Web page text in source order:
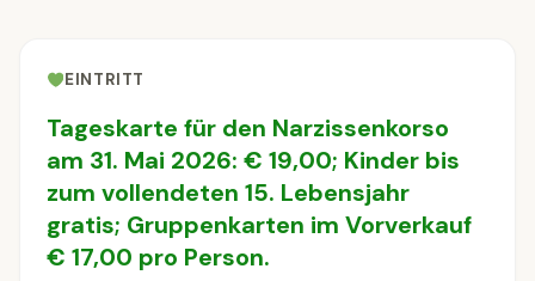
EINTRITT
Tageskarte für den Narzissenkorso
am 31. Mai 2026: € 19,00; Kinder bis
zum vollendeten 15. Lebensjahr
gratis; Gruppenkarten im Vorverkauf
€ 17,00 pro Person.